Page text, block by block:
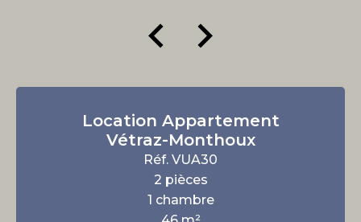
Location Appartement
Vétraz-Monthoux
Réf. VUA30
2 pièces
1 chambre